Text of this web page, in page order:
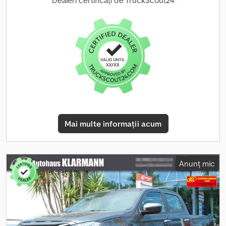
pe hard disk, inclusiv unitate DVD integrată, covorașe din velur,
separator pentru portbagaj (plasă), tapițerie interioară: lemn de
tei, sistem de recunoaștere a scaunului pentru copii pe scaunul
pasagerului din față (automat), scaune confortabile față (inclusiv
ventilație, încălzire a scaunelor), interfață multimedia (interfață
universală pentru iPod / AUX / USB / MP3), pachet memorie, scaun
față dreapta reglabil electric (cu funcție de memorie), pachet
scaun multicontur, scaun multicontur / spătar multicontur față
sistem de asistență la parcare PTS (față și spate), sistem de
spălare a parbrizului încălzit, airbag lateral (sidebag) spate,
tapițerie / finisaj: piele, pachet oglinzi, oglinzi exterioare pliabile
automată de reducere a strălucirii, pregătire pentru telefon
mobil. Csdpjzlviiefx Aivsrf Alte echipamente: Airbag pentru șofer /
pasager, componente exterioare în culoarea caroseriei, sistem de
control al tracțiunii (ASR), oglinzi exterioare reglabile și încălzite
electric, ambele, indicator de temperatură exterioară, bare de
acoperiș, tahometru, sistem de pornire automată a farurilor,
sistem electronic de control al tracțiunii (ETS), geamuri electrice
Mai multe informații acum
Anunț mic